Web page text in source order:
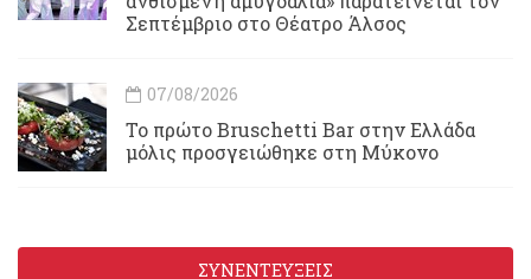
Σεπτέμβριο στο Θέατρο Άλσος
07/08/2026
Το πρώτο Bruschetti Bar στην Ελλάδα
μόλις προσγειώθηκε στη Μύκονο
ΣΥΝΕΝΤΕΥΞΕΙΣ